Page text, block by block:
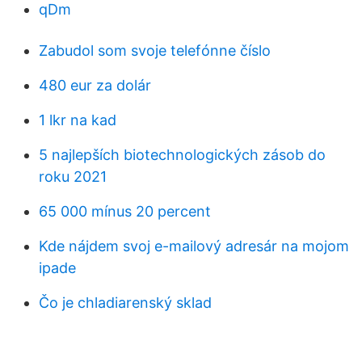
qDm
Zabudol som svoje telefónne číslo
480 eur za dolár
1 lkr na kad
5 najlepších biotechnologických zásob do
roku 2021
65 000 mínus 20 percent
Kde nájdem svoj e-mailový adresár na mojom
ipade
Čo je chladiarenský sklad